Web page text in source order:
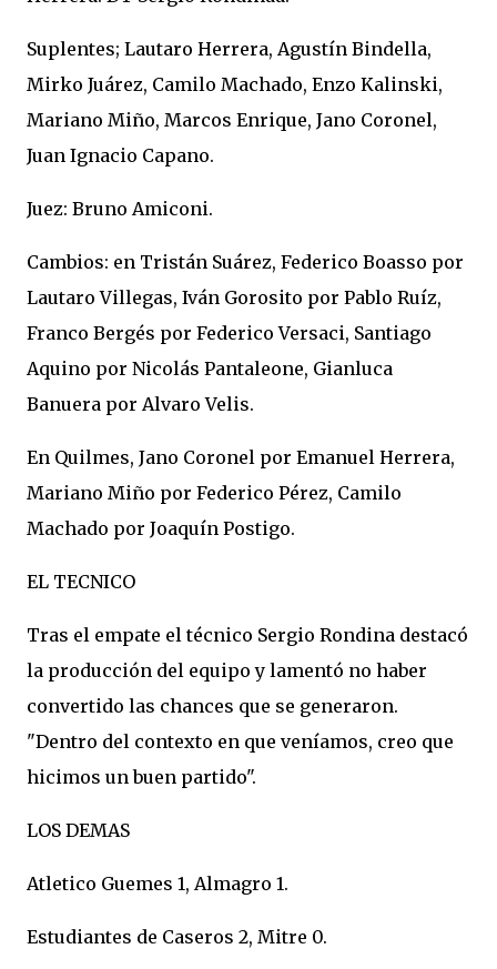
Suplentes; Lautaro Herrera, Agustín Bindella,
Mirko Juárez, Camilo Machado, Enzo Kalinski,
Mariano Miño, Marcos Enrique, Jano Coronel,
Juan Ignacio Capano.
Juez: Bruno Amiconi.
Cambios: en Tristán Suárez, Federico Boasso por
Lautaro Villegas, Iván Gorosito por Pablo Ruíz,
Franco Bergés por Federico Versaci, Santiago
Aquino por Nicolás Pantaleone, Gianluca
Banuera por Alvaro Velis.
En Quilmes, Jano Coronel por Emanuel Herrera,
Mariano Miño por Federico Pérez, Camilo
Machado por Joaquín Postigo.
EL TECNICO
Tras el empate el técnico Sergio Rondina destacó
la producción del equipo y lamentó no haber
convertido las chances que se generaron.
"Dentro del contexto en que veníamos, creo que
hicimos un buen partido".
LOS DEMAS
Atletico Guemes 1, Almagro 1.
Estudiantes de Caseros 2, Mitre 0.